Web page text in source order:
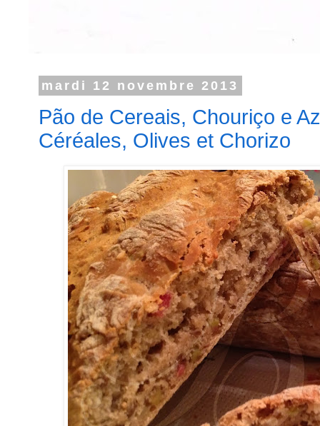
mardi 12 novembre 2013
Pão de Cereais, Chouriço e
Céréales, Olives et Chorizo